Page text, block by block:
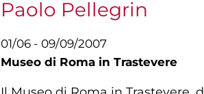
Paolo Pellegrin
01/06 - 09/09/2007
Museo di Roma in Trastevere